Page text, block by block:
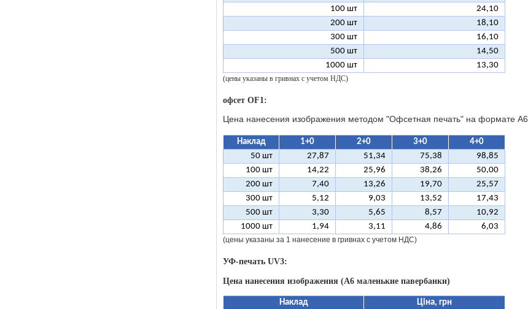
100 шт
24,10
200 шт
18,10
300 шт
16,10
500 шт
14,50
1000 шт
13,30
(цены указаны в гривнах с учетом НДС)
офсет OF1:
Цена нанесения изображения методом "Офсетная печать" на формате A6
Наклад 1+0 2+0 3+0
4+0
50 шт
27,87 51,34 75,38
98,85
100 шт
14,22 25,96 38,26
50,00
200 шт
7,40 13,26 19,70
25,57
300 шт
5,12 9,03 13,52
17,43
500 шт
3,30 5,65 8,57
10,92
1000 шт
1,94 3,11 4,86 6,03
(цены указаны за 1 нанесение в гривнах с учетом НДС)
УФ-печать UV3:
Цена нанесения изображения (А6 маленькие павербанки)
Наклад
Ціна, грн